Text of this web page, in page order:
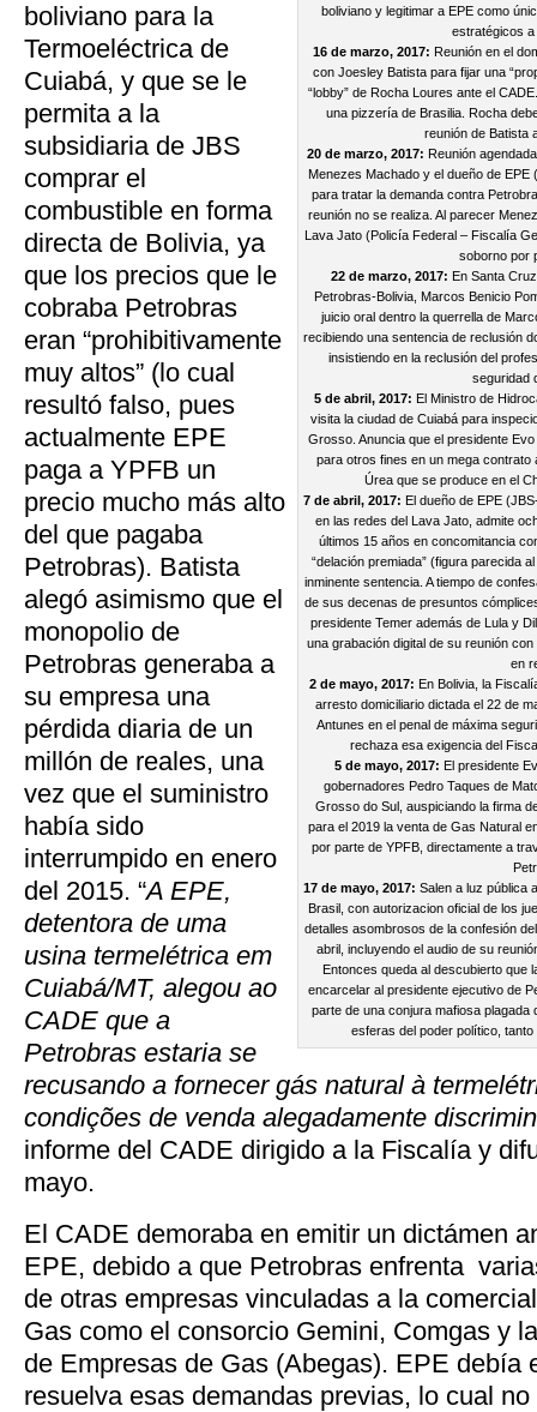
boliviano y legitimar a EPE como
estratégicos
16 de marzo, 2017: Reunión en el
con Joesley Batista para fijar una
“lobby” de Rocha Loures ante el
una pizzería de Brasilia. Rocha
reunión de Batista
20 de marzo, 2017: Reunión
Menezes Machado y el dueño de
para tratar la demanda contra
reunión no se realiza. Al parecer
Lava Jato (Policía Federal – Fiscalía
soborno por
22 de marzo, 2017: En Santa
Petrobras-Bolivia, Marcos Benicio
juicio oral dentro la querrella de
recibiendo una sentencia de reclusión
insistiendo en la reclusión del
seguridad
5 de abril, 2017: El Ministro de
visita la ciudad de Cuiabá para
Grosso. Anuncia que el presidente
para otros fines en un mega
Úrea que se produce en el
7 de abril, 2017: El dueño de EPE
en las redes del Lava Jato, admite
últimos 15 años en concomitancia
“delación premiada” (figura parecida
inminente sentencia. A tiempo de
de sus decenas de presuntos
presidente Temer además de Lula y
una grabación digital de su reunión
en
2 de mayo, 2017: En Bolivia, la
arresto domiciliario dictada el 22 de
Antunes en el penal de máxima
rechaza esa exigencia del
5 de mayo, 2017: El presidente
gobernadores Pedro Taques de
Grosso do Sul, auspiciando la firma
para el 2019 la venta de Gas Natural
por parte de YPFB, directamente a
17 de mayo, 2017: Salen a luz pública
Brasil, con autorizacion oficial de los
detalles asombrosos de la confesión
abril, incluyendo el audio de su
Entonces queda al descubierto que
encarcelar al presidente ejecutivo de
parte de una conjura mafiosa
esferas del poder político,
boliviano para la
Termoeléctrica de
Cuiabá, y que se le
permita a la
subsidiaria de JBS
comprar el
combustible en forma
directa de Bolivia, ya
que los precios que le
cobraba Petrobras
eran “prohibitivamente
muy altos” (lo cual
resultó falso, pues
actualmente EPE
paga a YPFB un
precio mucho más alto
del que pagaba
Petrobras). Batista
alegó asimismo que el
monopolio de
Petrobras generaba a
su empresa una
pérdida diaria de un
millón de reales, una
vez que el suministro
había sido
interrumpido en enero
del 2015. “A EPE,
detentora de uma
usina termelétrica em
Cuiabá/MT, alegou ao
CADE que a
Petrobras estaria se
recusando a fornecer gás natural à
condições de venda alegadamente
informe del CADE dirigido a la Fiscalía y
mayo.
El CADE demoraba en emitir un dictámen
EPE, debido a que Petrobras enfrenta
de otras empresas vinculadas a la
Gas como el consorcio Gemini, Comgas y
de Empresas de Gas (Abegas). EPE debía
resuelva esas demandas previas, lo cual